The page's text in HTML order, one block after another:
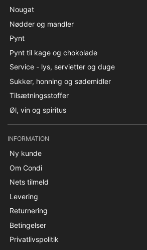
Nougat
Nødder og mandler
Pynt
Pynt til kage og chokolade
Service - lys, servietter og duge
Sukker, honning og sødemidler
Tilsætningsstoffer
Øl, vin og spiritus
INFORMATION
Ny kunde
Om Condi
Nets tilmeld
Levering
Returnering
Betingelser
Privatlivspolitik